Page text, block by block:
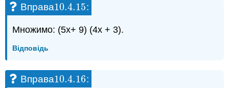
Вправа10.4.15
10.4.15:
Множимо: (5х+ 9) (4х + 3).
Відповідь
Вправа10.4.16
10.4.16: